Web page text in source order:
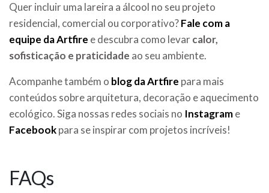
Quer incluir uma lareira a álcool no seu projeto
residencial, comercial ou corporativo?Fale com a
equipe da Artfire e descubra como levarcalor,
sofisticação e praticidade ao seu ambiente.
Acompanhe também o blog da Artfire para mais
conteúdos sobre arquitetura, decoração e aquecimento
ecológico. Siga nossas redes sociais no Instagrame
Facebookpara se inspirar com projetos incríveis!
FAQs